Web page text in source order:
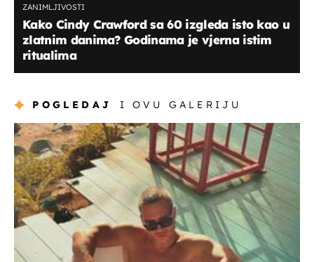
ZANIMLJIVOSTI
Kako Cindy Crawford sa 60 izgleda isto kao u
zlatnim danima? Godinama je vjerna istim
ritualima
POGLEDAJ I OVU GALERIJU